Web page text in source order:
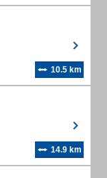
10.5 km
14.9 km